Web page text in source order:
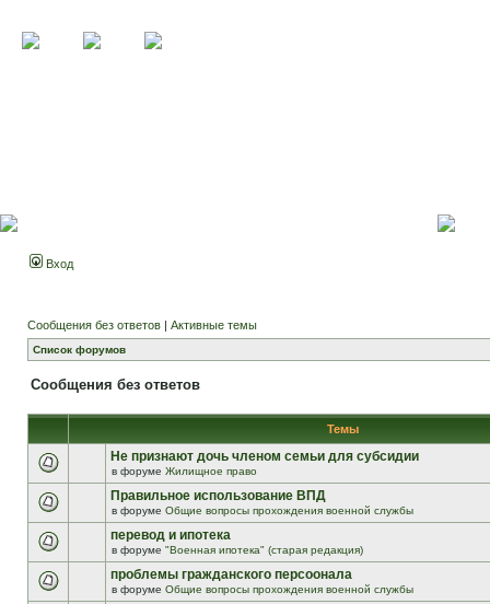
Вход
Сообщения без ответов | Активные темы
Список форумов
Сообщения без ответов
Темы
Не признают дочь членом семьи для субсидии
в форуме Жилищное право
Правильное использование ВПД
в форуме Общие вопросы прохождения военной службы
перевод и ипотека
в форуме "Военная ипотека" (старая редакция)
проблемы гражданского персоонала
в форуме Общие вопросы прохождения военной службы